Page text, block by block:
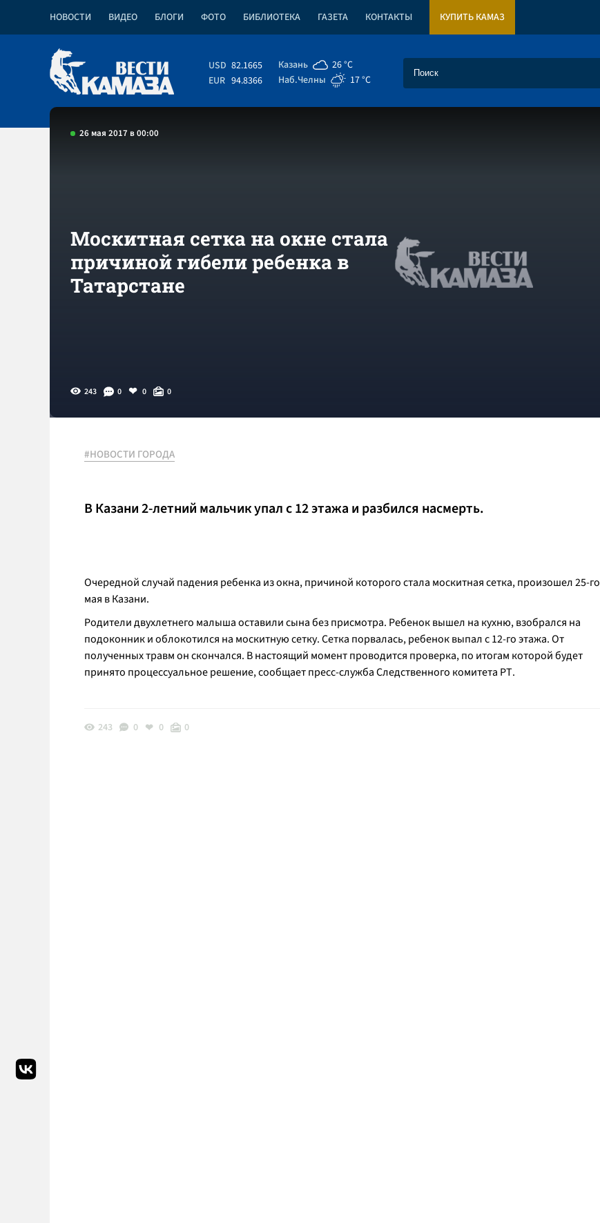
НОВОСТИ ВИДЕО БЛОГИ ФОТО БИБЛИОТЕКА ГАЗЕТА КОНТАКТЫ КУПИТЬ КАМАЗ
USD 82.1665
EUR 94.8366
Казань
26 °C
Наб.Челны
17 °C
26 мая 2017 в 00:00
Москитная сетка на окне стала
причиной гибели ребенка в
Татарстане
243 0 0 0
#НОВОСТИ ГОРОДА
В Казани 2-летний мальчик упал с 12 этажа и разбился насмерть.
Очередной случай падения ребенка из окна, причиной которого стала москитная сетка, произошел 25-го
мая в Казани.
Родители двухлетнего малыша оставили сына без присмотра. Ребенок вышел на кухню, взобрался на
подоконник и облокотился на москитную сетку. Сетка порвалась, ребенок выпал с 12-го этажа. От
полученных травм он скончался. В настоящий момент проводится проверка, по итогам которой будет
принято процессуальное решение, сообщает пресс-служба Следственного комитета РТ.
243 0 0 0